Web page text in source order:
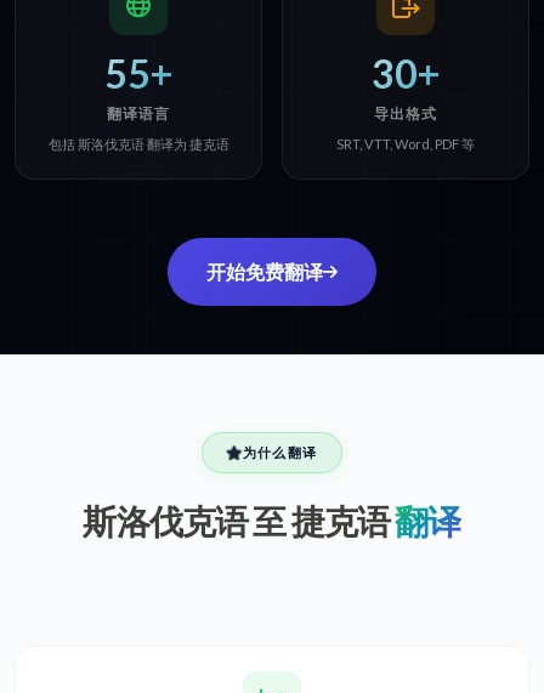
55+
翻译语言
包括 斯洛伐克语 翻译为 捷克语
30+
导出格式
SRT, VTT, Word, PDF 等
开始免费翻译
为什么翻译
斯洛伐克语 至 捷克语翻译